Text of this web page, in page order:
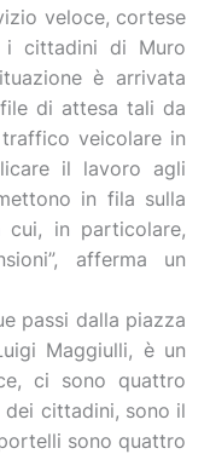
veloce, cortese
i cittadini di Muro
è arrivata
di attesa tali da
veicolare in
il lavoro agli
in fila sulla
cui, in particolare,
afferma un
passi dalla piazza
Maggiulli, è un
ci sono quattro
cittadini, sono il
sono quattro